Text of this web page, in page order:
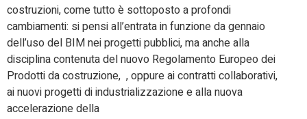
costruzioni, come tutto è sottoposto a profondi
cambiamenti: si pensi all’entrata in funzione da gennaio
dell’uso del BIM nei progetti pubblici, ma anche alla
disciplina contenuta del nuovo Regolamento Europeo dei
Prodotti da costruzione, , oppure ai contratti collaborativi,
ai nuovi progetti di industrializzazione e alla nuova
accelerazione della